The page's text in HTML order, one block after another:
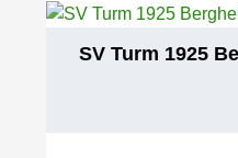
SV Turm 1925